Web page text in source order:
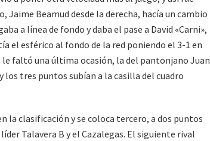
Beamud desde la derecha, hacía un cambio
a línea de fondo y daba el pase a David «Carni»,
el esférico al fondo de la red poniendo el 3-1 en
le faltó una última ocasión, la del pantonjano Juan
los tres puntos subían a la casilla del cuadro
la clasificación y se coloca tercero, a dos puntos
Talavera B y el Cazalegas. El siguiente rival